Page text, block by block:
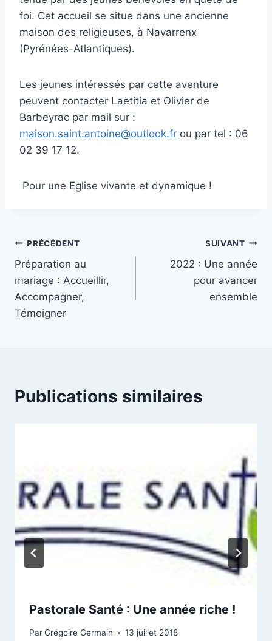
foi. Cet accueil se situe dans une ancienne
maison des religieuses, à Navarrenx
(Pyrénées-Atlantiques).
Les jeunes intéressés par cette aventure
peuvent contacter Laetitia et Olivier de
Barbeyrac par mail sur :
maison.saint.antoine@outlook.fr ou par tel : 06
02 39 17 12.
Pour une Eglise vivante et dynamique !
Navigation
de
l’article
PRÉCÉDENT
Préparation au
mariage : Accueillir,
Accompagner,
Témoigner
SUIVANT
2022 : Une année
pour avancer
ensemble
Publications similaires
Pastorale Santé : Une année riche !
ParGrégoire Germain 13 juillet 2018